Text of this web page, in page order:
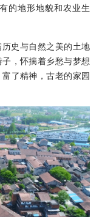
的地形地貌和农业生
史与自然之美的土地
，怀揣着乡愁与梦想
了精神，古老的家园